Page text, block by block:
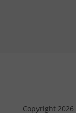
Copyright 2026